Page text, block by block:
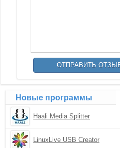
Новые программы
Haali Media Splitter
LinuxLive USB Creator